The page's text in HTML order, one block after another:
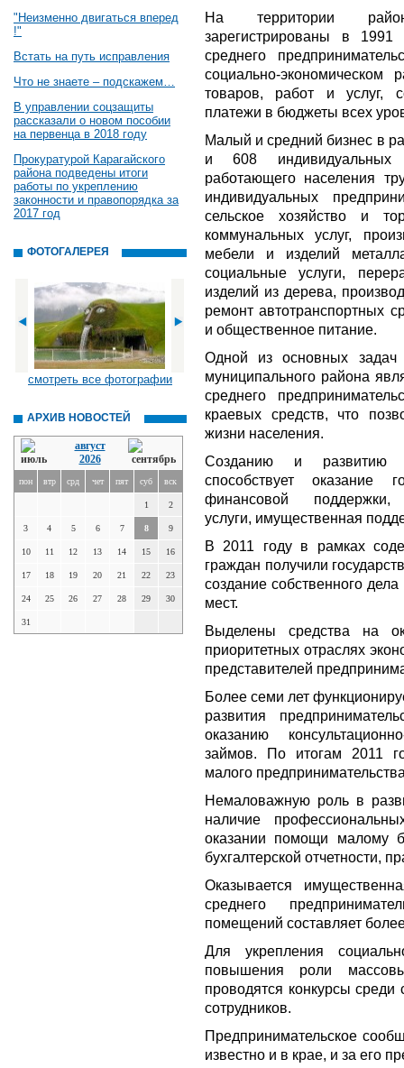
"Неизменно двигаться вперед
!"
Встать на путь исправления
Что не знаете – подскажем…
В управлении соцзащиты
рассказали о новом пособии
на первенца в 2018 году
Прокуратурой Карагайского
района подведены итоги
работы по укреплению
законности и правопорядка за
2017 год
ФОТОГАЛЕРЕЯ
смотреть все фотографии
АРХИВ НОВОСТЕЙ
август
2026
пон втр срд чет пят суб вск
1 2
3 4 5 6 7 8 9
10 11 12 13 14 15 16
17 18 19 20 21 22 23
24 25 26 27 28 29 30
31
На территории
зарегистрированы в
среднего
социально-экономическом
товаров, работ и услуг,
платежи в бюджеты всех
Малый и средний бизнес в
и 608 индивидуальных
работающего населения
индивидуальных
сельское хозяйство и
коммунальных услуг,
мебели и изделий
социальные услуги,
изделий из дерева,
ремонт автотранспортных
и общественное питание.
Одной из основных задач
муниципального района
среднего
краевых средств, что
жизни населения.
Созданию и развитию
способствует оказание
финансовой поддержки,
услуги, имущественная
В 2011 году в рамках
граждан получили
создание собственного
мест.
Выделены средства на
приоритетных отраслях
представителей
Более семи лет
развития
оказанию
займов. По итогам 2011
малого
Немаловажную роль в
наличие
оказании помощи малому
бухгалтерской отчетности,
Оказывается
среднего
помещений составляет
Для укрепления
повышения роли
проводятся конкурсы среди
сотрудников.
Предпринимательское
известно и в крае, и за его